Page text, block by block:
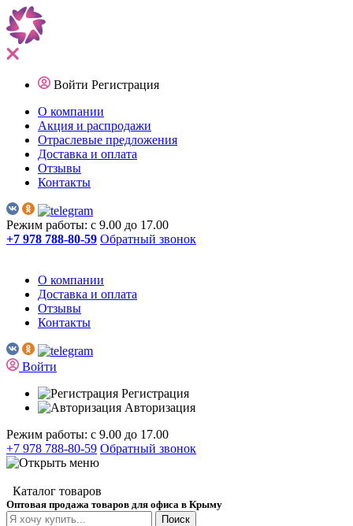
Войти Регистрация
О компании
Акция и распродажи
Отраслевые предложения
Доставка и оплата
Отзывы
Контакты
Режим работы: с 9.00 до 17.00
+7 978 788-80-59 Обратный звонок
О компании
Доставка и оплата
Отзывы
Контакты
Войти
Регистрация
Авторизация
Режим работы: с 9.00 до 17.00
+7 978 788-80-59 Обратный звонок
Каталог товаров
Оптовая продажа товаров для офиса в Крыму
Поиск